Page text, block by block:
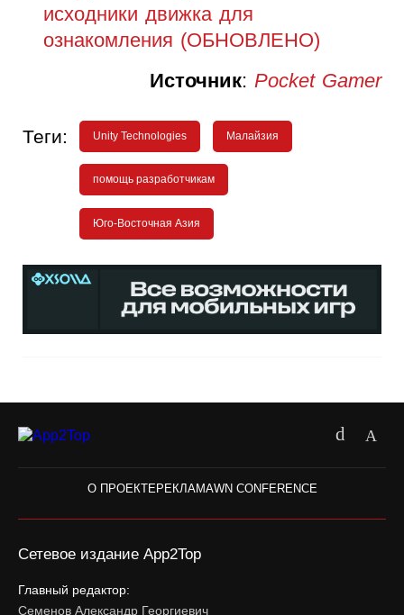
исходники движка для
ознакомления (ОБНОВЛЕНО)
Источник: Pocket Gamer
Теги: Unity Technologies Малайзия
помощь разработчикам
Юго-Восточная Азия
О ПРОЕКТЕРЕКЛАМАWN CONFERENCE
Сетевое издание App2Top
Главный редактор:
Семенов Александр Георгиевич